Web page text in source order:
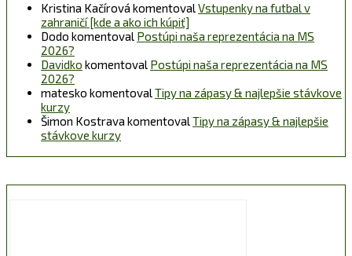
Kristina Kačírová komentovalVstupenky na futbal v
zahraničí [kde a ako ich kúpiť]
Dodo komentoval Postúpi naša reprezentácia na MS
2026?
Davidko komentoval Postúpi naša reprezentácia na MS
2026?
matesko komentovalTipy na zápasy & najlepšie stávkove
kurzy
Šimon Kostrava komentovalTipy na zápasy & najlepšie
stávkove kurzy